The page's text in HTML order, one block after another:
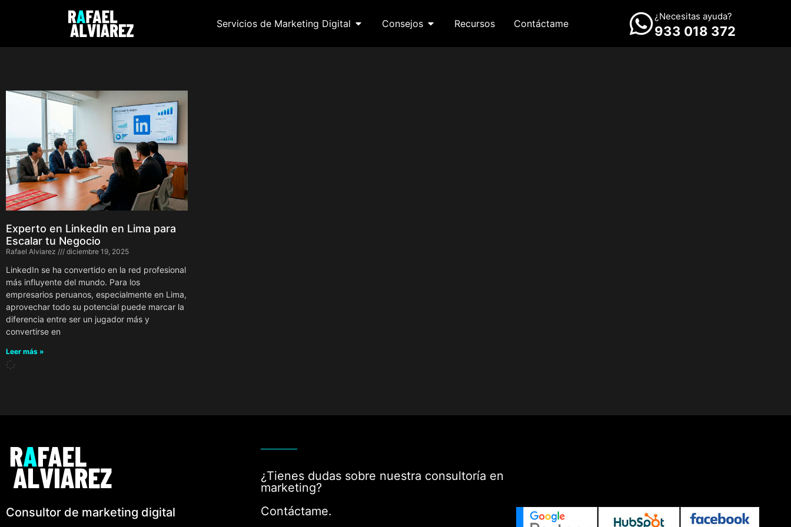
Servicios de Marketing Digital Consejos Recursos Contáctame
¿Necesitas ayuda?
933 018 372
Experto en LinkedIn en Lima para
Escalar tu Negocio
Rafael Alviarez diciembre 19, 2025
LinkedIn se ha convertido en la red profesional
más influyente del mundo. Para los
empresarios peruanos, especialmente en Lima,
aprovechar todo su potencial puede marcar la
diferencia entre ser un jugador más y
convertirse en
Leer más »
Consultor de marketing digital
¿Tienes dudas sobre nuestra consultoría en
marketing?
Contáctame.